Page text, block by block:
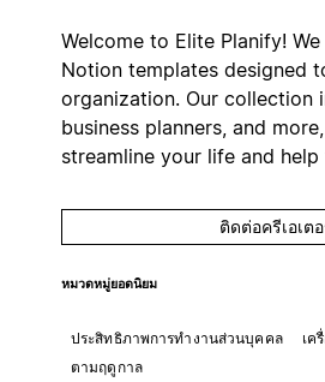
Welcome to Elite Planify!
Notion templates designed
organization. Our collection
business planners, and
streamline your life and
ติดต่อครีเอเต
หมวดหมู่ยอดนิยม
ประสิทธิภาพการทำงานส่วนบุคคล
เค
ตามฤดูกาล